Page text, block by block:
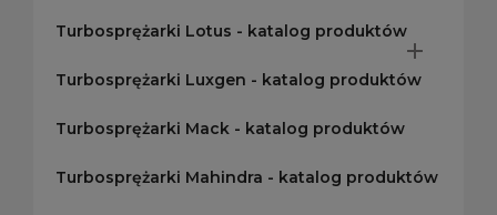
Turbosprężarki Lotus - katalog produktów

Turbosprężarki Luxgen - katalog produktów
Turbosprężarki Mack - katalog produktów
Turbosprężarki Mahindra - katalog produktów